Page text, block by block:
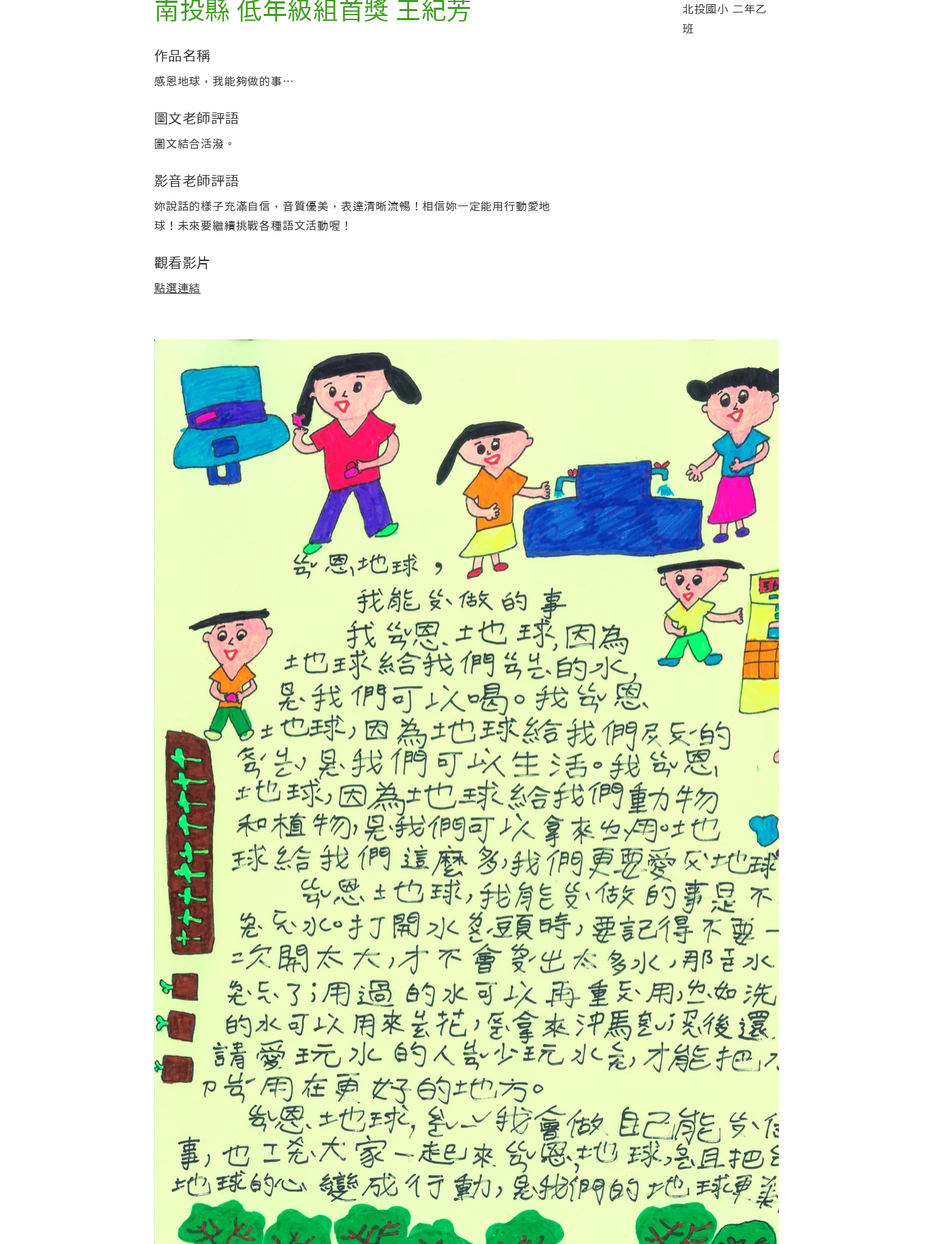
南投縣 低年級組首獎 王紀芳
作品名稱
感恩地球，我能夠做的事…
圖文老師評語
圖文結合活潑。
影音老師評語
妳說話的樣子充滿自信，音質優美，表達清晰流暢！相信妳一定能用行動愛地
球！未來要繼續挑戰各種語文活動喔！
觀看影片
點選連結
北投國小 二年乙
班